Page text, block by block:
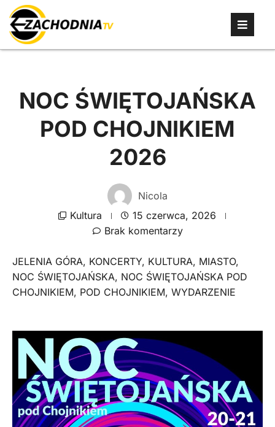
NOC ŚWIĘTOJAŃSKA
POD CHOJNIKIEM
2026
Nicola
Kultura
15 czerwca, 2026
Brak komentarzy
JELENIA GÓRA, KONCERTY, KULTURA, MIASTO,
NOC ŚWIĘTOJAŃSKA, NOC ŚWIĘTOJAŃSKA POD
CHOJNIKIEM, POD CHOJNIKIEM, WYDARZENIE